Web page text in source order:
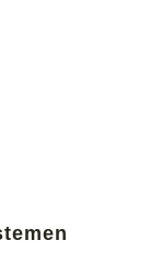
Beispiel nach
Geburtstag.
Dadurch